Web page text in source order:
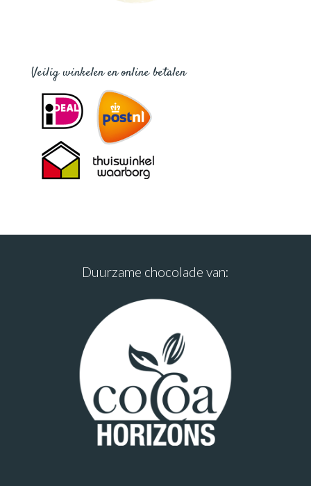
Veilig winkelen en online betalen
Duurzame chocolade van: